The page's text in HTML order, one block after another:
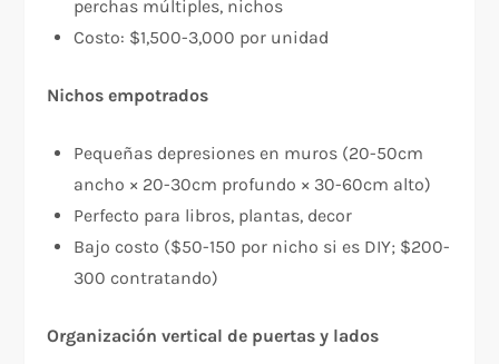
perchas múltiples, nichos
Costo: $1,500-3,000 por unidad
Nichos empotrados
Pequeñas depresiones en muros (20-50cm
ancho × 20-30cm profundo × 30-60cm alto)
Perfecto para libros, plantas, decor
Bajo costo ($50-150 por nicho si es DIY; $200-
300 contratando)
Organización vertical de puertas y lados